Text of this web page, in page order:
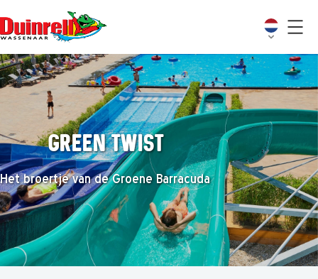
Green Twist
Het broertje van de Groene Barracuda